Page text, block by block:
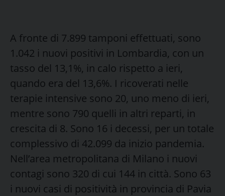
A fronte di 7.899 tamponi effettuati, sono
1.042 i nuovi positivi in Lombardia, con un
tasso del 13,1%, in calo rispetto a ieri,
quando era del 13,6%. I ricoverati nelle
terapie intensive sono 20, uno meno di ieri,
mentre sono 790 quelli in altri reparti, in
crescita di 8. Sono 16 i decessi, per un totale
complessivo di 42.099 da inizio pandemia.
Nell’area metropolitana di Milano i nuovi
contagi sono 320 di cui 144 in città. Sono 63
i nuovi casi di positività in provincia di Pavia